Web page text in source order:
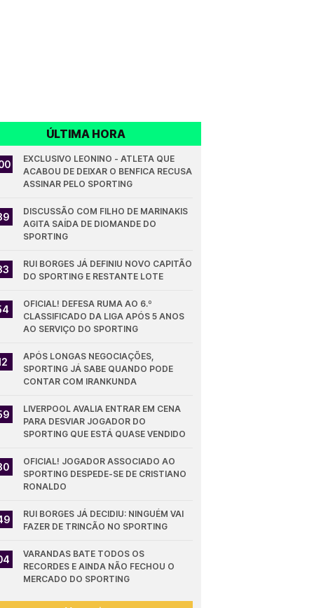
ÚLTIMA HORA
EXCLUSIVO LEONINO - ATLETA QUE
ACABOU DE DEIXAR O BENFICA RECUSA
ASSINAR PELO SPORTING
DISCUSSÃO COM FILHO DE MARINAKIS
AGITA SAÍDA DE DIOMANDE DO
SPORTING
RUI BORGES JÁ DEFINIU NOVO CAPITÃO
DO SPORTING E RESTANTE LOTE
OFICIAL! DEFESA RUMA AO 6.º
CLASSIFICADO DA LIGA APÓS 5 ANOS
AO SERVIÇO DO SPORTING
APÓS LONGAS NEGOCIAÇÕES,
SPORTING JÁ SABE QUANDO PODE
CONTAR COM IRANKUNDA
LIVERPOOL AVALIA ENTRAR EM CENA
PARA DESVIAR JOGADOR DO
SPORTING QUE ESTÁ QUASE VENDIDO
OFICIAL! JOGADOR ASSOCIADO AO
SPORTING DESPEDE-SE DE CRISTIANO
RONALDO
RUI BORGES JÁ DECIDIU: NINGUÉM VAI
FAZER DE TRINCÃO NO SPORTING
VARANDAS BATE TODOS OS
RECORDES E AINDA NÃO FECHOU O
MERCADO DO SPORTING